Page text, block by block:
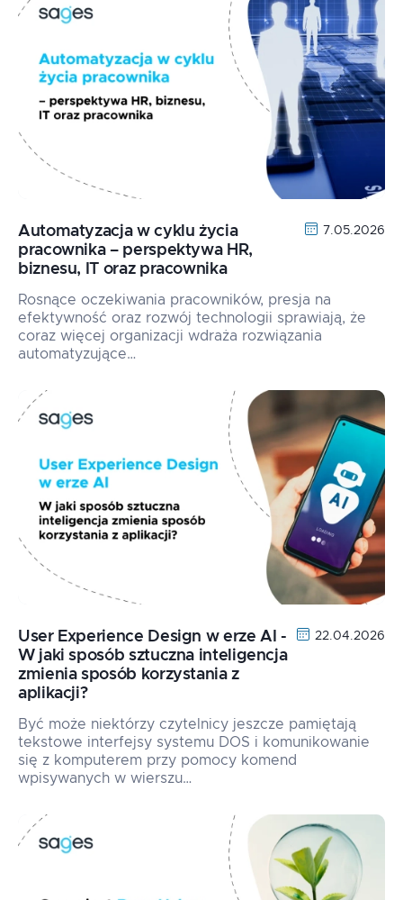
Automatyzacja w cyklu życia
pracownika – perspektywa HR,
biznesu, IT oraz pracownika
7.05.2026
Rosnące oczekiwania pracowników, presja na
efektywność oraz rozwój technologii sprawiają, że
coraz więcej organizacji wdraża rozwiązania
automatyzujące…
User Experience Design w erze AI -
W jaki sposób sztuczna inteligencja
zmienia sposób korzystania z
aplikacji?
22.04.2026
Być może niektórzy czytelnicy jeszcze pamiętają
tekstowe interfejsy systemu DOS i komunikowanie
się z komputerem przy pomocy komend
wpisywanych w wierszu…